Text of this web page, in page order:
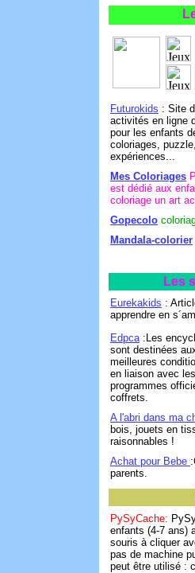
Futurokids : Site
activités en ligne
pour les enfants
coloriages,
expériences...
Mes Coloriages
est dédié aux
coloriage un art
Gopecolo
Mandala-colorier
Les
Eurekakids :
apprendre en
Edpca :Les
sont destinées
meilleures
en liaison avec
programmes
coffrets.
A l'abri dans ma
bois, jouets en
raisonnables !
Achat pour Bebe
parents.
PySyCache:
enfants (4-7 ans)
souris à cliquer
pas de machine
peut être utilisé :